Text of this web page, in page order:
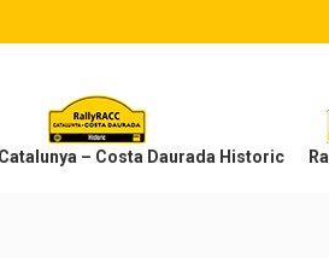
Catalunya – Costa Daurada Historic